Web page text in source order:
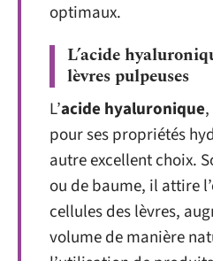
optimaux.
L’acide
lèvres pulpeuses
L’acide hyaluronique
pour ses propriétés
autre excellent choix.
ou de baume, il attire
cellules des lèvres,
volume de manière